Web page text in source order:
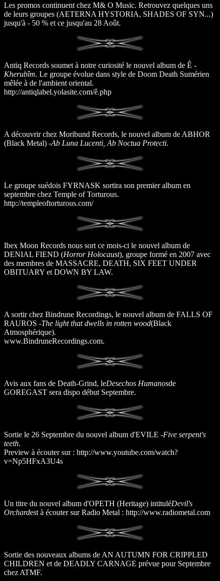
Les promos continuent chez M& O Music. Retrouvez quelques uns
de leurs groupes (AETERNA HYSTORIA, SHADES OF SYN...)
jusqu'à - 50 % et ce jusqu'au 28 Août.
Antiq Records soumet à notre curiosité le nouvel album de Ê -
Kherubîm. Le groupe évolue dans style de Doom Death Sumérien
mêlée à de l'ambient oriental.
http://antiqlabel.yolasite.com/ê.php
A découvrir chez Moribund Records, le nouvel album de ABHOR
(Black Metal) -Ab Luna Lucenti, Ab Noctua Protecti.
Le groupe suédois FYRNASK sortira son premier album en
septembre chez Temple of Torturous.
http://templeoftorturous.com/
Ibex Moon Records nous sort ce mois-ci le nouvel album de
DENIAL FIEND (Horror Holocaust), groupe formé en 2007 avec
des membres de MASSACRE, DEATH, SIX FEET UNDER
OBITUARY et DOWN BY LAW.
A sortir chez Bindrune Recordings, le nouvel album de FALLS OF
RAUROS -The light that dwells in rotten wood(Black
Atmosphérique).
www.BindruneRecordings.com.
Avis aux fans de Death-Grind, leDesechos Humanosde
GOREGAST sera dispo début Septembre.
Sortie le 26 Septembre du nouvel album d'EVILE -Five serpent's
teeth.
Preview à écouter sur : http://www.youtube.com/watch?
v=Np5HFxA3U4s
Un titre du nouvel album d'OPETH (Heritage) intituléDevil's
Orchardest à écouter sur Radio Metal : http://www.radiometal.com
Sortie des nouveaux albums de AN AUTUMN FOR CRIPPLED
CHILDREN et de DEADLY CARNAGE prévue pour Septembre
chez ATMF.